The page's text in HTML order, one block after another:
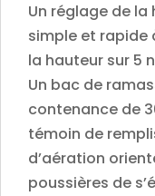
Un réglage de
simple et rapide
la hauteur sur 5
Un bac de
contenance de
témoin de
d’aération
poussières de